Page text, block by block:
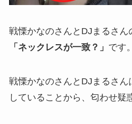
戦慄かなのさんとDJまるさん
「ネックレスが一致？」 です。
戦慄かなのさんとDJまるさん
していることから、匂わせ疑